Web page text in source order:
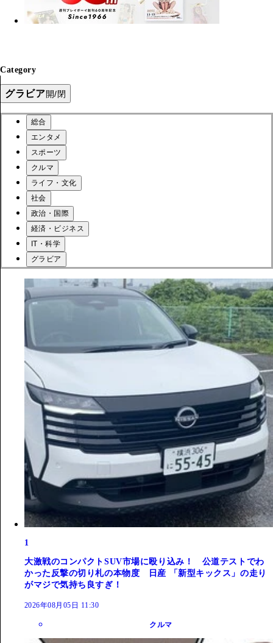
Category
グラビア開/閉
総合
エンタメ
スポーツ
クルマ
ライフ・文化
社会
政治・国際
経済・ビジネス
IT・科学
グラビア
1
大激戦のコンパクトSUV市場に殴り込み！ 公道テストでわ
かった反撃の切り札の本物度 日産 「新型キックス」の走り
がマジで気持ち良すぎ！
2026年08月05日 11:30
クルマ